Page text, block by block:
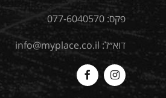
פקס: 077-6040570
דוא״ל: info@myplace.co.il
Myplace
MyPlace